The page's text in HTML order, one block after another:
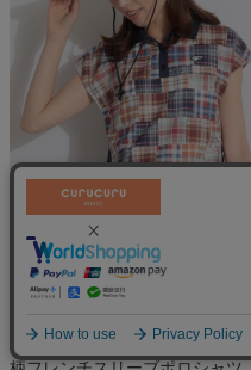
【ストレッチ】マドラスチェック